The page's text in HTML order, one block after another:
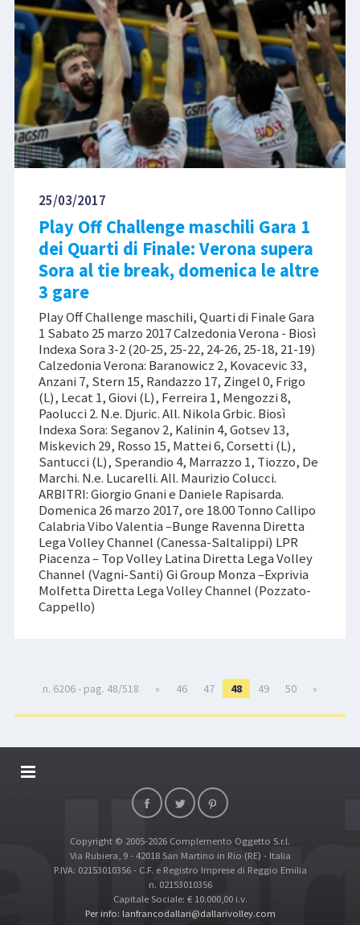
25/03/2017
Play Off Challenge maschili Gara 1
dei Quarti di Finale: Verona supera
Sora al tie break, domenica le altre
3 gare
Play Off Challenge maschili, Quarti di Finale Gara
1 Sabato 25 marzo 2017 Calzedonia Verona - Biosì
Indexa Sora 3-2 (20-25, 25-22, 24-26, 25-18, 21-19)
Calzedonia Verona: Baranowicz 2, Kovacevic 33,
Anzani 7, Stern 15, Randazzo 17, Zingel 0, Frigo
(L), Lecat 1, Giovi (L), Ferreira 1, Mengozzi 8,
Paolucci 2. N.e. Djuric. All. Nikola Grbic. Biosì
Indexa Sora: Seganov 2, Kalinin 4, Gotsev 13,
Miskevich 29, Rosso 15, Mattei 6, Corsetti (L),
Santucci (L), Sperandio 4, Marrazzo 1, Tiozzo, De
Marchi. N.e. Lucarelli. All. Maurizio Colucci.
ARBITRI: Giorgio Gnani e Daniele Rapisarda.
Domenica 26 marzo 2017, ore 18.00 Tonno Callipo
Calabria Vibo Valentia –Bunge Ravenna Diretta
Lega Volley Channel (Canessa-Saltalippi) LPR
Piacenza – Top Volley Latina Diretta Lega Volley
Channel (Vagni-Santi) Gi Group Monza –Exprivia
Molfetta Diretta Lega Volley Channel (Pozzato-
Cappello)
n. 6206 - pag. 48/518 « 46 47 48 49 50 »
DALLARIVOLLEY SOSTIENE
TOP RICERCHE
SITE MAP
Copyright © 2005-2026 Complemento Oggetto S.r.l.
Via Rubiera, 9 - 42018 San Martino in Rio (RE) - Italia
P.IVA: 02153010356 - C.F. e Registro Imprese di Reggio Emilia
n. 02153010356
Capitale Sociale: € 10.000,00 i.v.
Per info: lanfrancodallari@dallarivolley.com